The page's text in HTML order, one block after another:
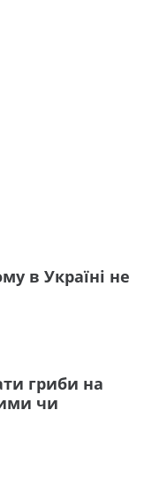
в Україні не
гриби на
чи